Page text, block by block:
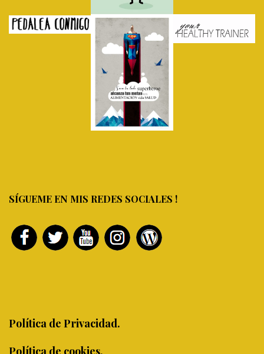
SÍGUEME EN MIS REDES SOCIALES !
Política de Privacidad.
Política de cookies.